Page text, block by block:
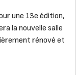
une 13e édition,
la nouvelle salle
rénové et